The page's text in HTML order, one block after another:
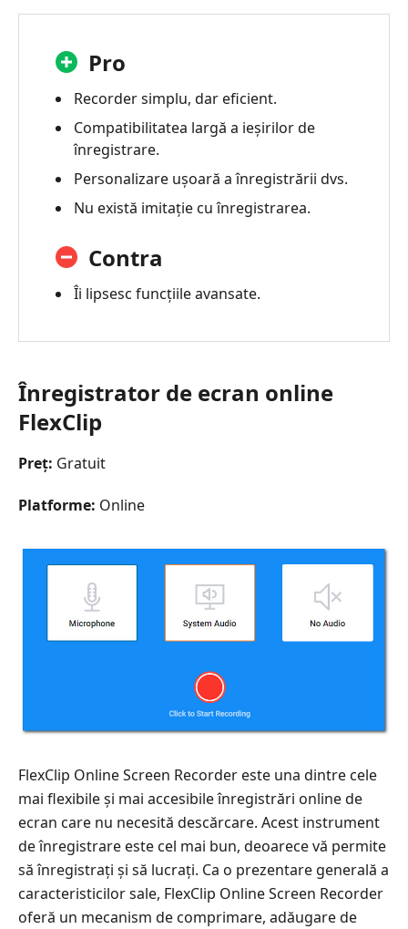
Pro
Recorder simplu, dar eficient.
Compatibilitatea largă a ieșirilor de
înregistrare.
Personalizare ușoară a înregistrării dvs.
Nu există imitație cu înregistrarea.
Contra
Îi lipsesc funcțiile avansate.
Înregistrator de ecran online
FlexClip
Preț: Gratuit
Platforme: Online
FlexClip Online Screen Recorder este una dintre cele
mai flexibile și mai accesibile înregistrări online de
ecran care nu necesită descărcare. Acest instrument
de înregistrare este cel mai bun, deoarece vă permite
să înregistrați și să lucrați. Ca o prezentare generală a
caracteristicilor sale, FlexClip Online Screen Recorder
oferă un mecanism de comprimare, adăugare de